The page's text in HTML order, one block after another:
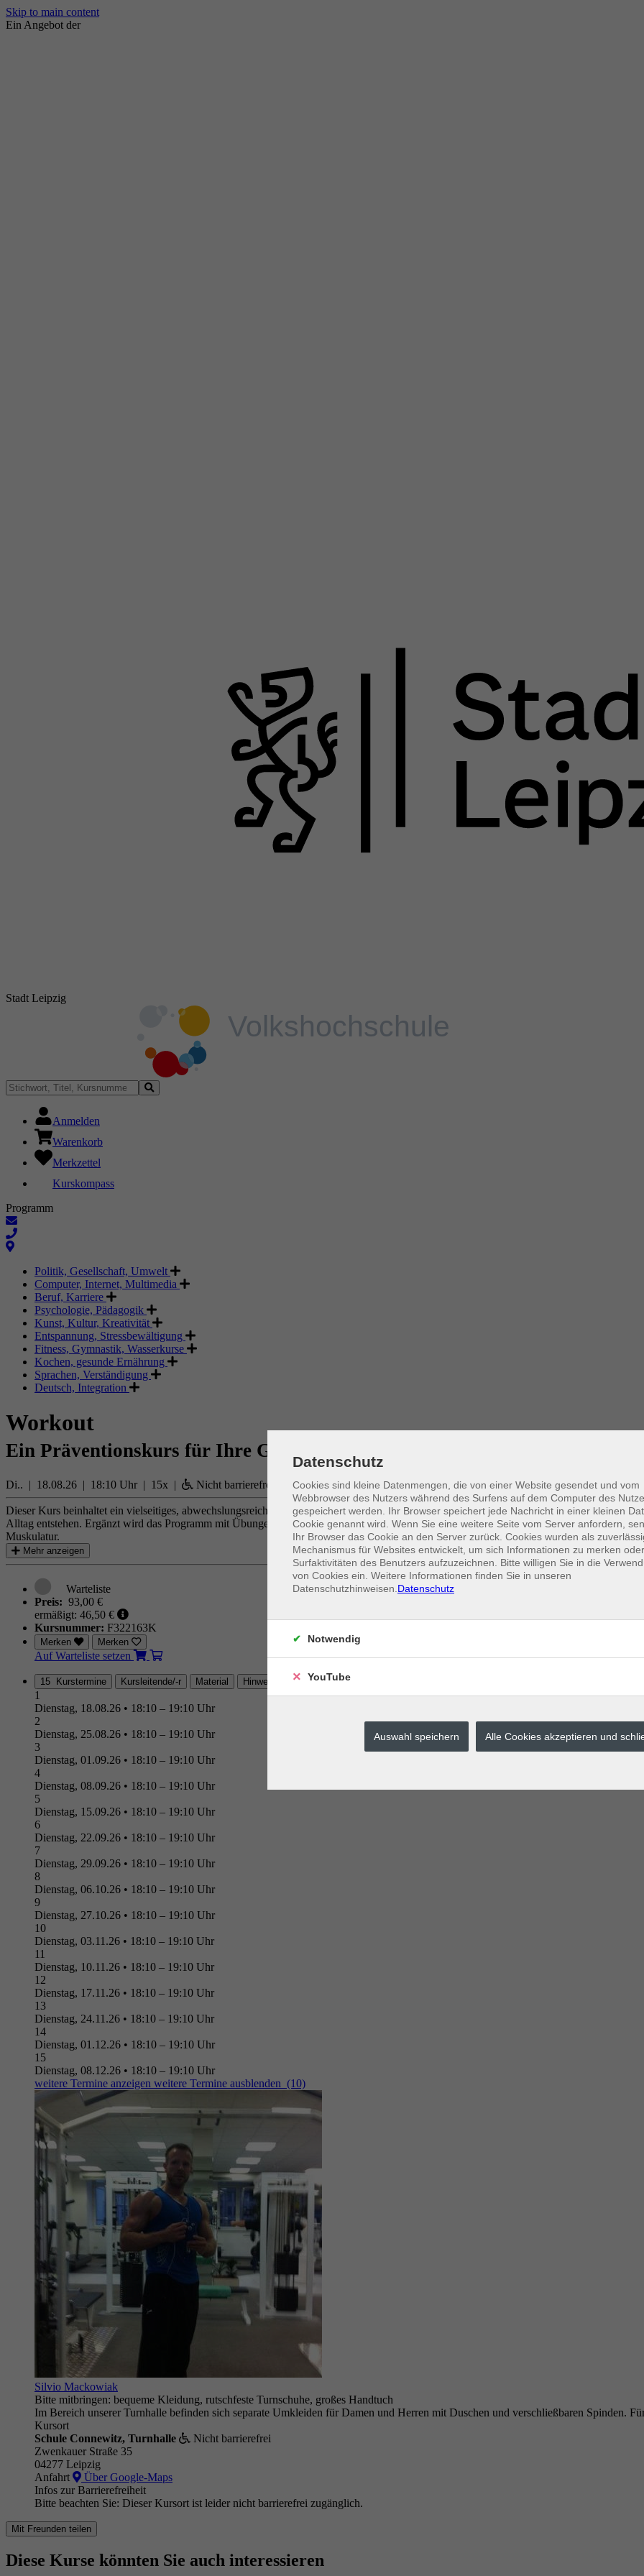
Skip to main content
Ein Angebot der
Stadt Leipzig
Anmelden
Warenkorb
Merkzettel
Kurskompass
Programm
Politik, Gesellschaft, Umwelt
Computer, Internet, Multimedia
Beruf, Karriere
Psychologie, Pädagogik
Kunst, Kultur, Kreativität
Entspannung, Stressbewältigung
Fitness, Gymnastik, Wasserkurse
Kochen, gesunde Ernährung
Sprachen, Verständigung
Deutsch, Integration
Workout
Ein Präventionskurs für Ihre Gesundheit
Di.. | 18.08.26 | 18:10 Uhr | 15x | Nicht barrierefrei
Dieser Kurs beinhaltet ein vielseitiges, abwechslungsreiches Ganzkörpertraining zur Verbesserung der Körperhaltung und zum Ausgleich
Alltag entstehen. Ergänzt wird das Programm mit Übungen zur Verbesserung der Koordination sowie für die Gesunderhaltung der
Muskulatur.
Mehr anzeigen
Preis: 93,00 €
ermäßigt: 46,50 €
Kursnummer: F322163K
Merken Merken
Auf Warteliste setzen
15 Kurstermine Kursleitende/-r Material Hinweis Ort/Anfahrt
1
Dienstag, 18.08.26 • 18:10 – 19:10 Uhr
2
Dienstag, 25.08.26 • 18:10 – 19:10 Uhr
3
Dienstag, 01.09.26 • 18:10 – 19:10 Uhr
4
Dienstag, 08.09.26 • 18:10 – 19:10 Uhr
5
Dienstag, 15.09.26 • 18:10 – 19:10 Uhr
6
Dienstag, 22.09.26 • 18:10 – 19:10 Uhr
7
Dienstag, 29.09.26 • 18:10 – 19:10 Uhr
8
Dienstag, 06.10.26 • 18:10 – 19:10 Uhr
9
Dienstag, 27.10.26 • 18:10 – 19:10 Uhr
10
Dienstag, 03.11.26 • 18:10 – 19:10 Uhr
11
Dienstag, 10.11.26 • 18:10 – 19:10 Uhr
12
Dienstag, 17.11.26 • 18:10 – 19:10 Uhr
13
Dienstag, 24.11.26 • 18:10 – 19:10 Uhr
14
Dienstag, 01.12.26 • 18:10 – 19:10 Uhr
15
Dienstag, 08.12.26 • 18:10 – 19:10 Uhr
weitere Termine anzeigen weitere Termine ausblenden (10)
Silvio Mackowiak
Bitte mitbringen: bequeme Kleidung, rutschfeste Turnschuhe, großes Handtuch
Im Bereich unserer Turnhalle befinden sich separate Umkleiden für Damen und Herren mit Duschen und verschließbaren Spinden.
Kursort
Schule Connewitz, Turnhalle
Nicht barrierefrei
Zwenkauer Straße 35
04277 Leipzig
Anfahrt
Über Google-Maps
Infos zur Barrierefreiheit
Bitte beachten Sie: Dieser Kursort ist leider nicht barrierefrei zugänglich.
Mit Freunden teilen
Diese Kurse könnten Sie auch interessieren
Datenschutz
Cookies sind kleine Datenmengen, die von einer Website gesendet und vom
Webbrowser des Nutzers während des Surfens auf dem Computer des
gespeichert werden. Ihr Browser speichert jede Nachricht in einer kleinen
Cookie genannt wird. Wenn Sie eine weitere Seite vom Server anfordern,
Ihr Browser das Cookie an den Server zurück. Cookies wurden als
Mechanismus für Websites entwickelt, um sich Informationen zu merken
Surfaktivitäten des Benutzers aufzuzeichnen. Bitte willigen Sie in die
von Cookies ein. Weitere Informationen finden Sie in unseren
Datenschutzhinweisen. Datenschutz
Notwendig
YouTube
Auswahl speichern Alle Cookies akzeptieren und